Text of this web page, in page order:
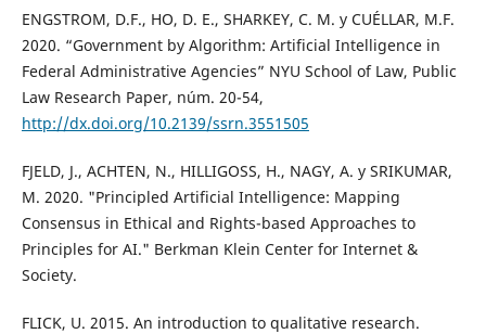
ENGSTROM, D.F., HO, D. E., SHARKEY, C. M. y CUÉLLAR, M.F.
2020. “Government by Algorithm: Artificial Intelligence in
Federal Administrative Agencies” NYU School of Law, Public
Law Research Paper, núm. 20-54,
http://dx.doi.org/10.2139/ssrn.3551505
FJELD, J., ACHTEN, N., HILLIGOSS, H., NAGY, A. y SRIKUMAR,
M. 2020. "Principled Artificial Intelligence: Mapping
Consensus in Ethical and Rights-based Approaches to
Principles for AI." Berkman Klein Center for Internet &
Society.
FLICK, U. 2015. An introduction to qualitative research.